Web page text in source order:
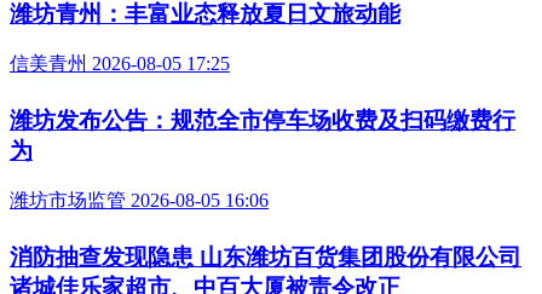
潍坊青州：丰富业态释放夏日文旅动能
信美青州 2026-08-05 17:25
潍坊发布公告：规范全市停车场收费及扫码缴费行
为
潍坊市场监管 2026-08-05 16:06
消防抽查发现隐患 山东潍坊百货集团股份有限公司
诸城佳乐家超市、中百大厦被责令改正